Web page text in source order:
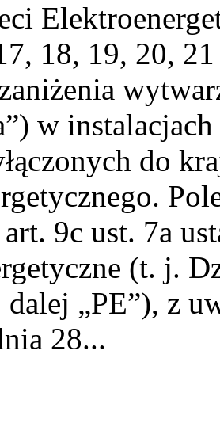
18, 19, 20,
w
do
9c ust. 7a
(t. j.
„PE”), z
28...